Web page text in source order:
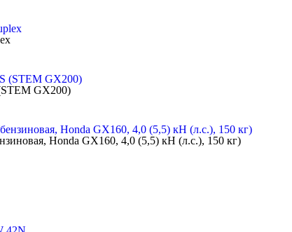
GX200)
Honda GX160, 4,0 (5,5) кН (л.с.), 150 кг)